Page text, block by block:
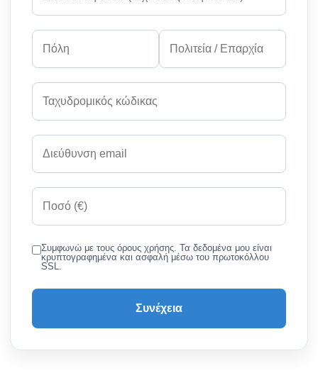
Συμφωνώ με τους όρους χρήσης. Τα δεδομένα μου είναι
κρυπτογραφημένα και ασφαλή μέσω του πρωτοκόλλου
SSL.
Συνέχεια